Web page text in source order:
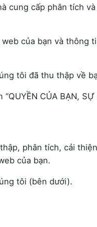
cung cấp phân tích
của bạn và thông
tôi đã thu thập về
CỦA BẠN, SỰ
phân tích, cải
của bạn.
tôi (bên dưới).